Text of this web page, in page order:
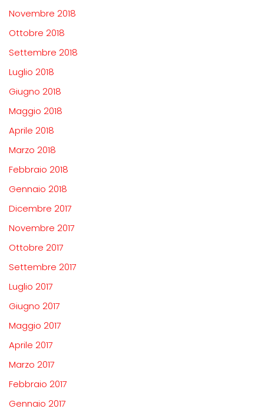
Novembre 2018
Ottobre 2018
Settembre 2018
Luglio 2018
Giugno 2018
Maggio 2018
Aprile 2018
Marzo 2018
Febbraio 2018
Gennaio 2018
Dicembre 2017
Novembre 2017
Ottobre 2017
Settembre 2017
Luglio 2017
Giugno 2017
Maggio 2017
Aprile 2017
Marzo 2017
Febbraio 2017
Gennaio 2017